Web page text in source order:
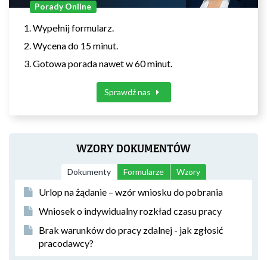
Porady Online
Wypełnij formularz.
Wycena do 15 minut.
Gotowa porada nawet w 60 minut.
Sprawdź nas
WZORY DOKUMENTÓW
Dokumenty Formularze Wzory
Urlop na żądanie – wzór wniosku do pobrania
Wniosek o indywidualny rozkład czasu pracy
Brak warunków do pracy zdalnej - jak zgłosić
pracodawcy?